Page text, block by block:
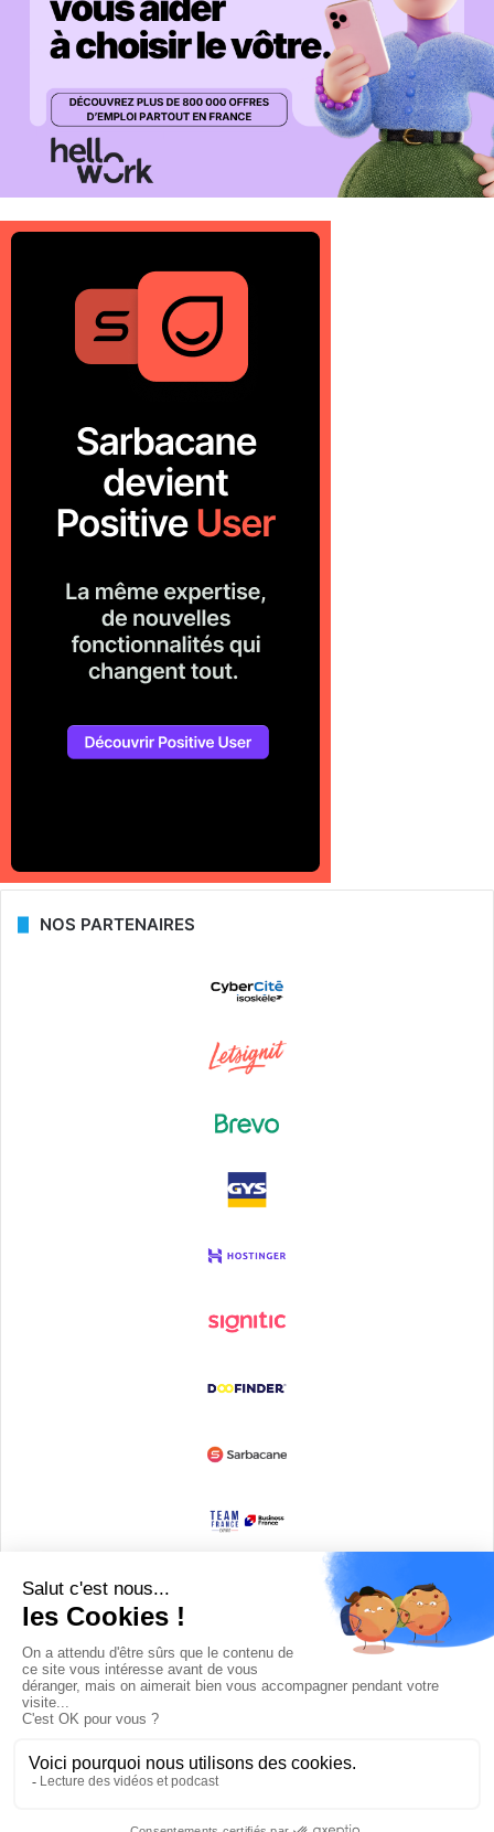
NOS PARTENAIRES
Devenir partenaire
© Copyright 2008 / 2026,DECODE MEDIA, The Innovation Media
Company.All Rights Reserved